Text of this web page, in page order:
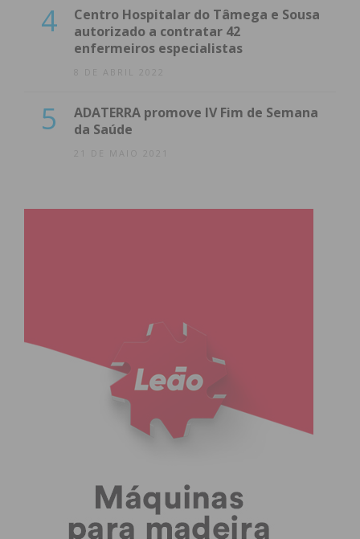
4
Centro Hospitalar do Tâmega e Sousa
autorizado a contratar 42
enfermeiros especialistas
8 DE ABRIL 2022
5
ADATERRA promove IV Fim de Semana
da Saúde
21 DE MAIO 2021